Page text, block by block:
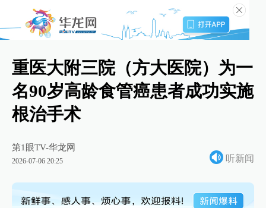
重医大附三院（方大医院）为一
名90岁高龄食管癌患者成功实施
根治手术
第1眼TV-华龙网
2026-07-06 20:25 听新闻